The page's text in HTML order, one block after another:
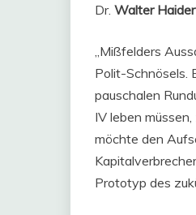
Dr. Walter Haider
„Mißfelders
Polit-Schnösels.
pauschalen
IV leben
möchte den
Prototyp des